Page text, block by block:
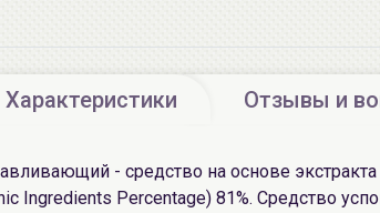
Характеристики Отзывы и
- средство на основе экстракта
Ingredients Percentage) 81%. Средство